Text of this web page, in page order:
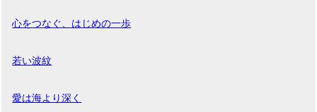
心をつなぐ、はじめの一歩
若い波紋
愛は海より深く